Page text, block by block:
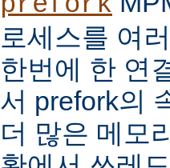
로세스를 여
한번에 한 연
서 prefork의
더 많은 메모